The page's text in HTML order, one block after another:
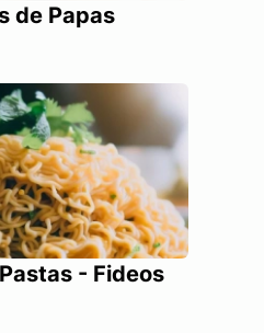
de Papas
- Fideos